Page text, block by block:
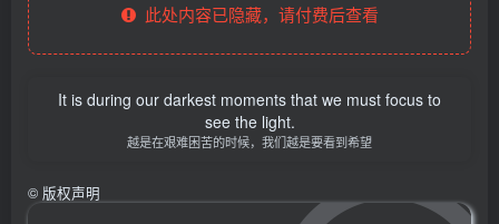
此处内容已隐藏，请付费后查看
It is during our darkest moments that we must focus to
see the light.
越是在艰难困苦的时候，我们越是要看到希望
© 版权声明